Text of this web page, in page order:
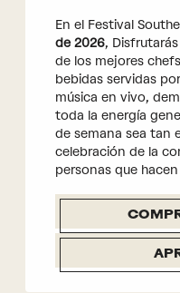
En el Festival
de 2026,
de los mejores
bebidas servidas
música en vivo,
toda la energía
de semana sea tan
celebración de la
personas que